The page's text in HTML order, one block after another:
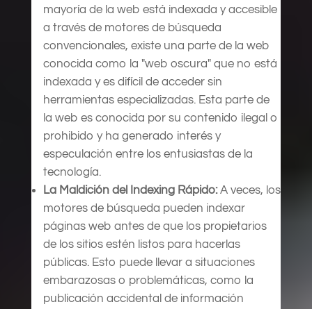
mayoría de la web está indexada y accesible
a través de motores de búsqueda
convencionales, existe una parte de la web
conocida como la "web oscura" que no está
indexada y es difícil de acceder sin
herramientas especializadas. Esta parte de
la web es conocida por su contenido ilegal o
prohibido y ha generado interés y
especulación entre los entusiastas de la
tecnología.
La Maldición del Indexing Rápido:A veces, los
motores de búsqueda pueden indexar
páginas web antes de que los propietarios
de los sitios estén listos para hacerlas
públicas. Esto puede llevar a situaciones
embarazosas o problemáticas, como la
publicación accidental de información